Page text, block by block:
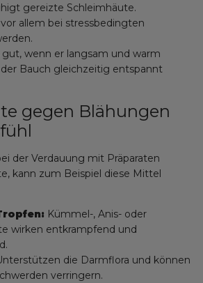
gereizte Schleimhäute.
allem bei stressbedingten
wenn er langsam und warm
Bauch gleichzeitig entspannt
gegen Blähungen
der Verdauung mit Präparaten
kann zum Beispiel diese Mittel
Kümmel-, Anis- oder
wirken entkrampfend und
die Darmflora und können
verringern.